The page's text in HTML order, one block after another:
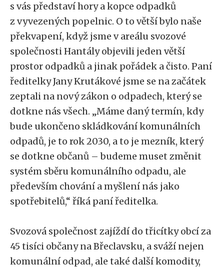
s vás představí hory a kopce odpadků
z vyvezených popelnic. O to větší bylo naše
překvapení, když jsme v areálu svozové
společnosti Hantály objevili jeden větší
prostor odpadků a jinak pořádek a čisto. Paní
ředitelky Jany Krutákové jsme se na začátek
zeptali na nový zákon o odpadech, který se
dotkne nás všech. „Máme daný termín, kdy
bude ukončeno skládkování komunálních
odpadů, je to rok 2030, a to je mezník, který
se dotkne občanů – budeme muset změnit
systém sběru komunálního odpadu, ale
především chování a myšlení nás jako
spotřebitelů,“ říká paní ředitelka.
Svozová společnost zajíždí do třicítky obcí za
45 tisíci občany na Břeclavsku, a sváží nejen
komunální odpad, ale také další komodity,